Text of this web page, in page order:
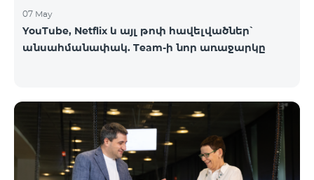
07 May
YouTube, Netflix և այլ թոփ հավելվածներ՝
անսահմանափակ. Team-ի նոր առաջարկը